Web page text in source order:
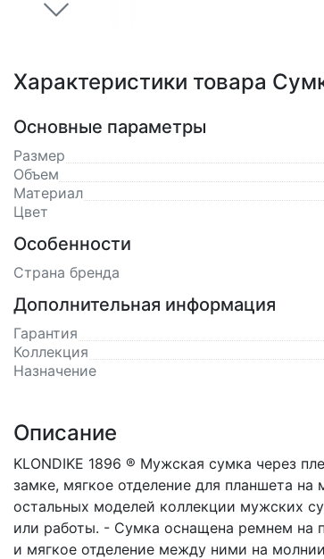
Характеристики товара
Основные параметры
Размер
Объем
Материал
Цвет
Особенности
Страна бренда
Дополнительная информация
Гарантия
Коллекция
Назначение
Описание
KLONDIKE 1896 ® Мужская сумка через
замке, мягкое отделение для планшета
остальных моделей коллекции мужских
или работы. - Сумка оснащена ремнем на
и мягкое отделение между ними на